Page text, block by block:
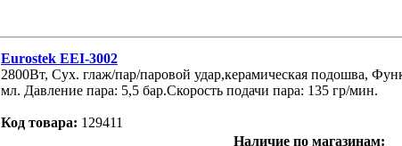
Eurostek EEI-3002
2800Вт, Сух. глаж/пар/паровой удар,керамическая подошва,
мл. Давление пара: 5,5 бар.Скорость подачи пара: 135 гр/мин.
Код товара: 129411
Наличие по магазинам: